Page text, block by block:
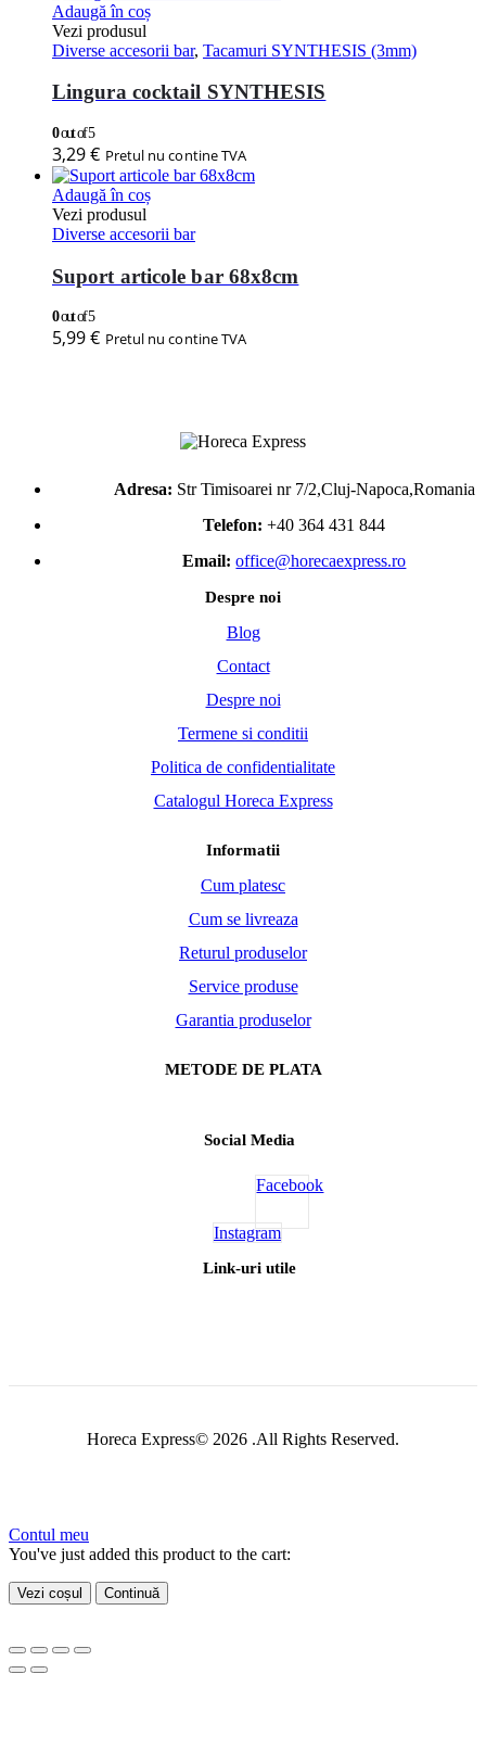
Adaugă în coș
Vezi produsul
Diverse accesorii bar, Tacamuri SYNTHESIS (3mm)
Lingura cocktail SYNTHESIS
0out of 5
3,29€ Pretul nu contine TVA
Adaugă în coș
Vezi produsul
Diverse accesorii bar
Suport articole bar 68x8cm
0out of 5
5,99€ Pretul nu contine TVA
Adresa: Str Timisoarei nr 7/2,Cluj-Napoca,Romania
Telefon: +40 364 431 844
Email: office@horecaexpress.ro
Despre noi
Blog
Contact
Despre noi
Termene si conditii
Politica de confidentialitate
Catalogul Horeca Express
Informatii
Cum platesc
Cum se livreaza
Returul produselor
Service produse
Garantia produselor
METODE DE PLATA
Social Media
Facebook
Instagram
Link-uri utile
Horeca Express© 2026 .All Rights Reserved.
Contul meu
You've just added this product to the cart:
Vezi coșul Continuă